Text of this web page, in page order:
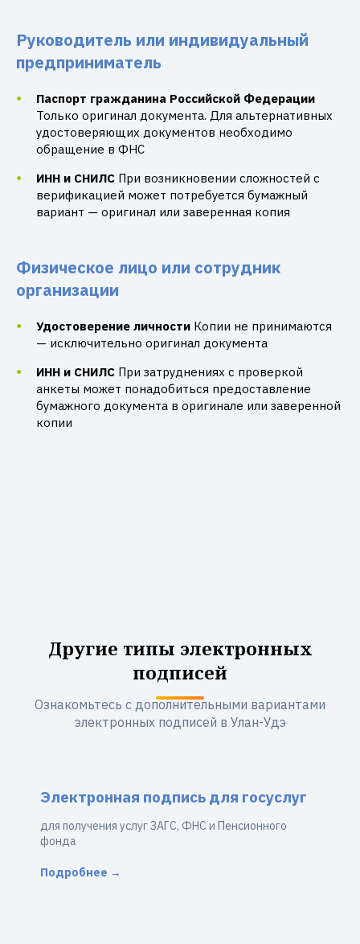
Руководитель или индивидуальный
предприниматель
Паспорт гражданина Российской Федерации
Только оригинал документа. Для альтернативных
удостоверяющих документов необходимо
обращение в ФНС
ИНН и СНИЛС При возникновении сложностей с
верификацией может потребуется бумажный
вариант — оригинал или заверенная копия
Физическое лицо или сотрудник
организации
Удостоверение личности Копии не принимаются
— исключительно оригинал документа
ИНН и СНИЛС При затруднениях с проверкой
анкеты может понадобиться предоставление
бумажного документа в оригинале или заверенной
копии
Другие типы электронных
подписей
Ознакомьтесь с дополнительными вариантами
электронных подписей в Улан-Удэ
Электронная подпись для госуслуг
для получения услуг ЗАГС, ФНС и Пенсионного
фонда
Подробнее →